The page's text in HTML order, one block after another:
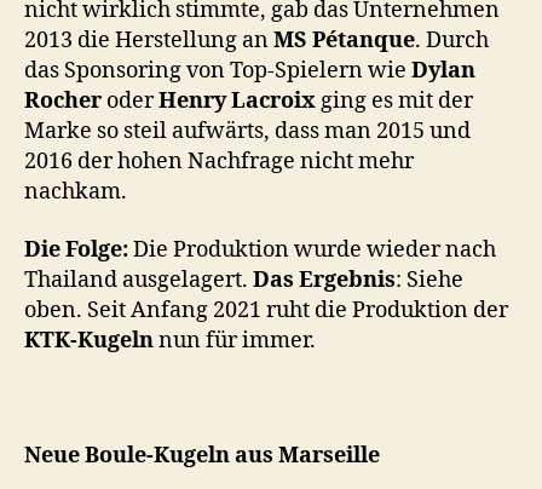
nicht wirklich stimmte, gab das Unternehmen
2013 die Herstellung anMS Pétanque. Durch
das Sponsoring von Top-Spielern wie Dylan
Rocher oderHenry Lacroixging es mit der
Marke so steil aufwärts, dass man 2015 und
2016 der hohen Nachfrage nicht mehr
nachkam.
Die Folge:Die Produktion wurde wieder nach
Thailand ausgelagert. Das Ergebnis: Siehe
oben. Seit Anfang 2021 ruht die Produktion der
KTK-Kugelnnun für immer.
Neue Boule-Kugeln aus Marseille